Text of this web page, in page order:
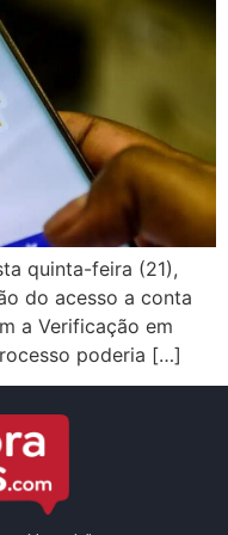
quinta-feira (21),
do acesso a conta
a Verificação em
poderia […]